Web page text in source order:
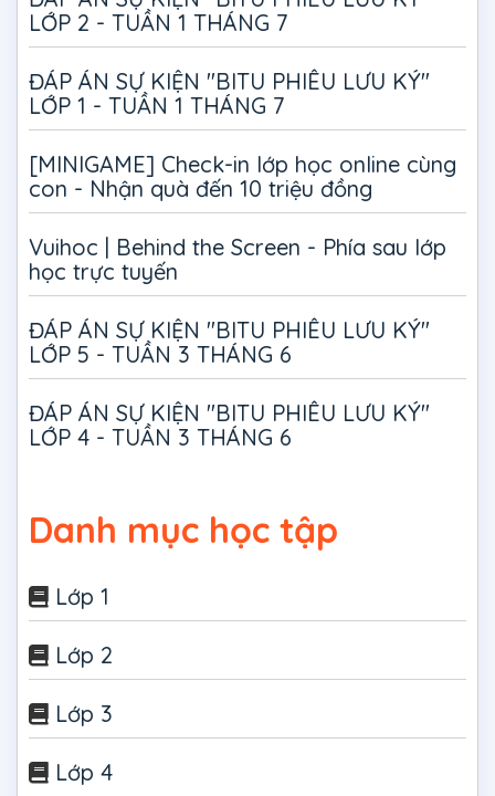
LỚP 2 - TUẦN 1 THÁNG 7
ĐÁP ÁN SỰ KIỆN "BITU PHIÊU LƯU KÝ"
LỚP 1 - TUẦN 1 THÁNG 7
[MINIGAME] Check-in lớp học online cùng
con - Nhận quà đến 10 triệu đồng
Vuihoc | Behind the Screen - Phía sau lớp
học trực tuyến
ĐÁP ÁN SỰ KIỆN "BITU PHIÊU LƯU KÝ"
LỚP 5 - TUẦN 3 THÁNG 6
ĐÁP ÁN SỰ KIỆN "BITU PHIÊU LƯU KÝ"
LỚP 4 - TUẦN 3 THÁNG 6
Danh mục học tập
Lớp 1
Lớp 2
Lớp 3
Lớp 4